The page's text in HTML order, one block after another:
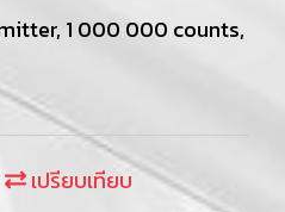
1 000 000 counts,
เปรียบเทียบ